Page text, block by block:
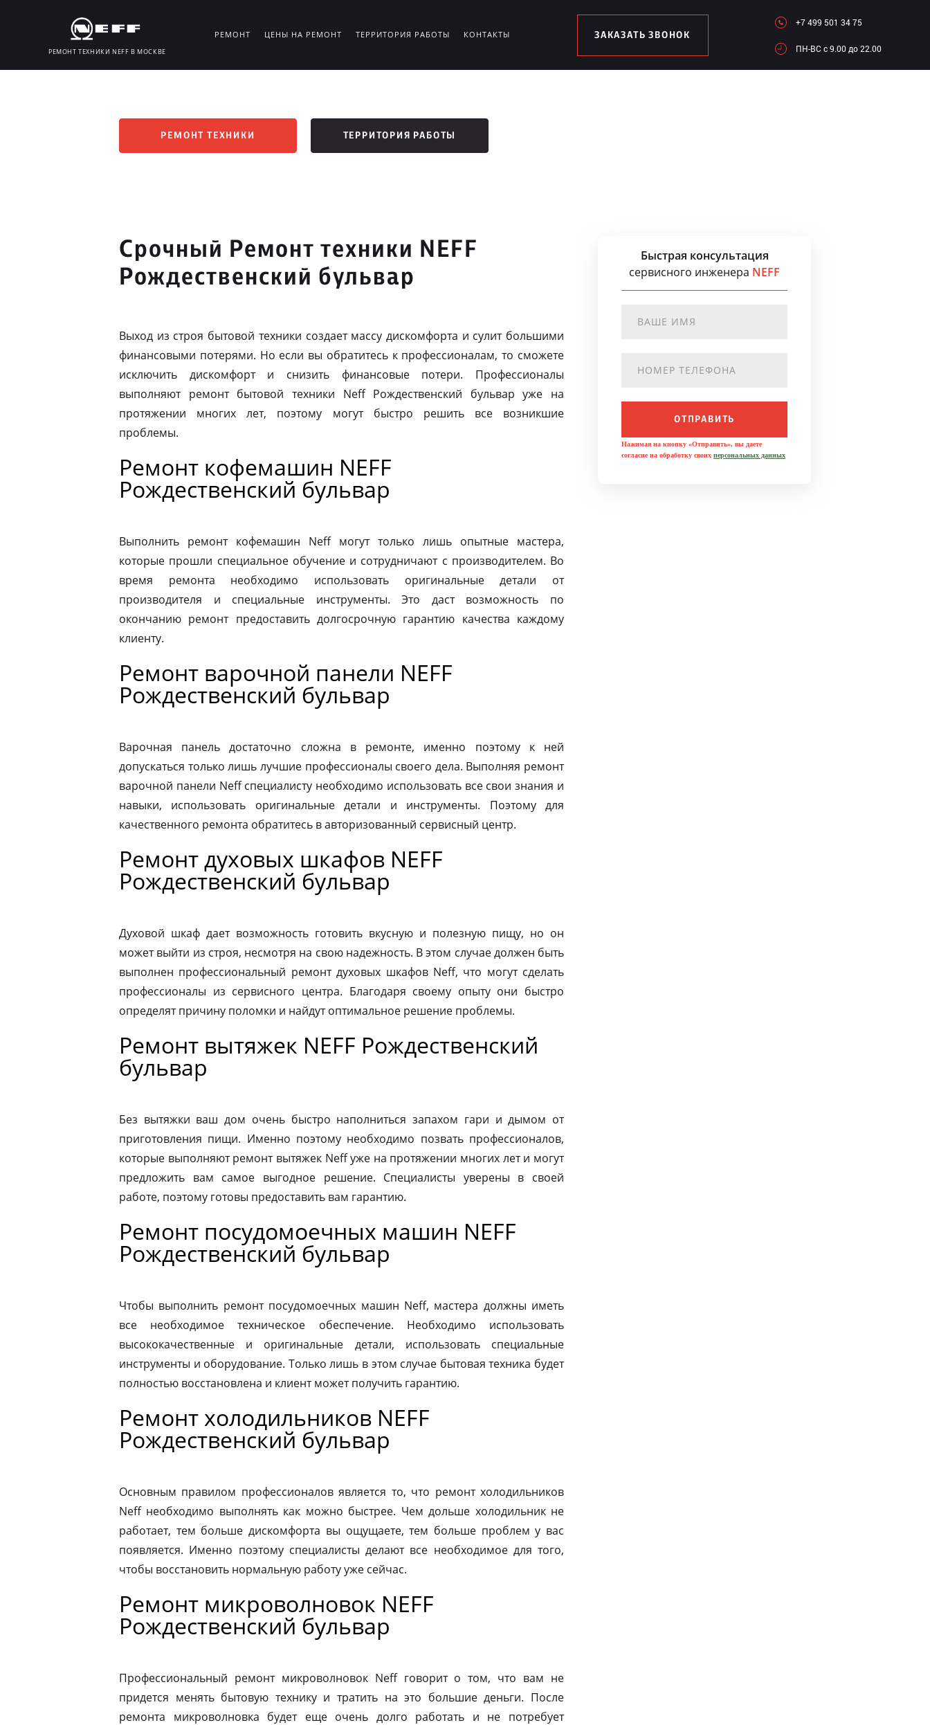
РЕМОНТ ТЕХНИКИ NEFF В МОСКВЕ
РЕМОНТ ЦЕНЫ НА РЕМОНТ ТЕРРИТОРИЯ РАБОТЫ КОНТАКТЫ ЗАКАЗАТЬ ЗВОНОК
+7 499 501 34 75
ПН-ВC c 9.00 до 22.00
РЕМОНТ ТЕХНИКИ ТЕРРИТОРИЯ РАБОТЫ
Срочный Ремонт техники NEFF
Рождественский бульвар
Выход из строя бытовой техники создает массу дискомфорта и сулит большими
финансовыми потерями. Но если вы обратитесь к профессионалам, то сможете
исключить дискомфорт и снизить финансовые потери. Профессионалы
выполняют ремонт бытовой техники Neff Рождественский бульвар уже на
протяжении многих лет, поэтому могут быстро решить все возникшие
проблемы.
Ремонт кофемашин NEFF
Рождественский бульвар
Выполнить ремонт кофемашин Neff могут только лишь опытные мастера,
которые прошли специальное обучение и сотрудничают с производителем. Во
время ремонта необходимо использовать оригинальные детали от
производителя и специальные инструменты. Это даст возможность по
окончанию ремонт предоставить долгосрочную гарантию качества каждому
клиенту.
Ремонт варочной панели NEFF
Рождественский бульвар
Варочная панель достаточно сложна в ремонте, именно поэтому к ней
допускаться только лишь лучшие профессионалы своего дела. Выполняя ремонт
варочной панели Neff специалисту необходимо использовать все свои знания и
навыки, использовать оригинальные детали и инструменты. Поэтому для
качественного ремонта обратитесь в авторизованный сервисный центр.
Ремонт духовых шкафов NEFF
Рождественский бульвар
Духовой шкаф дает возможность готовить вкусную и полезную пищу, но он
может выйти из строя, несмотря на свою надежность. В этом случае должен быть
выполнен профессиональный ремонт духовых шкафов Neff, что могут сделать
профессионалы из сервисного центра. Благодаря своему опыту они быстро
определят причину поломки и найдут оптимальное решение проблемы.
Ремонт вытяжек NEFF Рождественский
бульвар
Без вытяжки ваш дом очень быстро наполниться запахом гари и дымом от
приготовления пищи. Именно поэтому необходимо позвать профессионалов,
которые выполняют ремонт вытяжек Neff уже на протяжении многих лет и могут
предложить вам самое выгодное решение. Специалисты уверены в своей
работе, поэтому готовы предоставить вам гарантию.
Ремонт посудомоечных машин NEFF
Рождественский бульвар
Чтобы выполнить ремонт посудомоечных машин Neff, мастера должны иметь
все необходимое техническое обеспечение. Необходимо использовать
высококачественные и оригинальные детали, использовать специальные
инструменты и оборудование. Только лишь в этом случае бытовая техника будет
полностью восстановлена и клиент может получить гарантию.
Ремонт холодильников NEFF
Рождественский бульвар
Основным правилом профессионалов является то, что ремонт холодильников
Neff необходимо выполнять как можно быстрее. Чем дольше холодильник не
работает, тем больше дискомфорта вы ощущаете, тем больше проблем у вас
появляется. Именно поэтому специалисты делают все необходимое для того,
чтобы восстановить нормальную работу уже сейчас.
Ремонт микроволновок NEFF
Рождественский бульвар
Профессиональный ремонт микроволновок Neff говорит о том, что вам не
придется менять бытовую технику и тратить на это большие деньги. После
ремонта микроволновка будет еще очень долго работать и не потребует
Быстрая консультация
сервисного инженера NEFF
ОТПРАВИТЬ
Нажимая на кнопку «Отправить», вы даете
согласие на обработку своих персональных данных